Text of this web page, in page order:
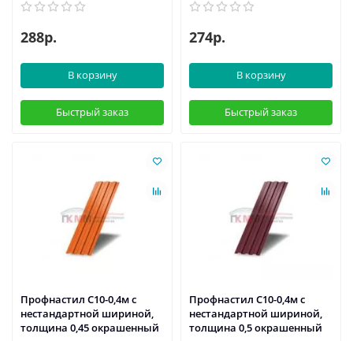
288р.
В корзину
Быстрый заказ
274р.
В корзину
Быстрый заказ
Профнастил С10-0,4м с
нестандартной шириной,
толщина 0,45 окрашенный
Профнастил С10-0,4м с
нестандартной шириной,
толщина 0,5 окрашенный